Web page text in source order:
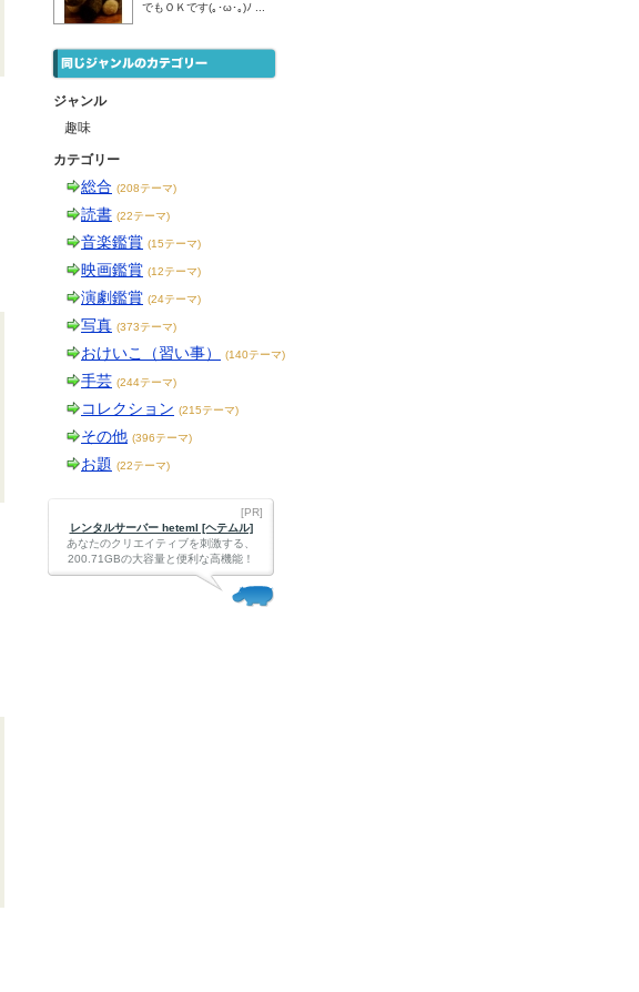
でもＯＫです(｡･ω･｡)ﾉ ...
ジャンル
趣味
カテゴリー
総合 (208テーマ)
読書 (22テーマ)
音楽鑑賞 (15テーマ)
映画鑑賞 (12テーマ)
演劇鑑賞 (24テーマ)
写真 (373テーマ)
おけいこ（習い事） (140テーマ)
手芸 (244テーマ)
コレクション (215テーマ)
その他 (396テーマ)
お題 (22テーマ)
[PR]
レンタルサーバー heteml [ヘテムル]
あなたのクリエイティブを刺激する、
200.71GBの大容量と便利な高機能！